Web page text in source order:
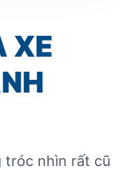
XE
tróc nhìn rất cũ